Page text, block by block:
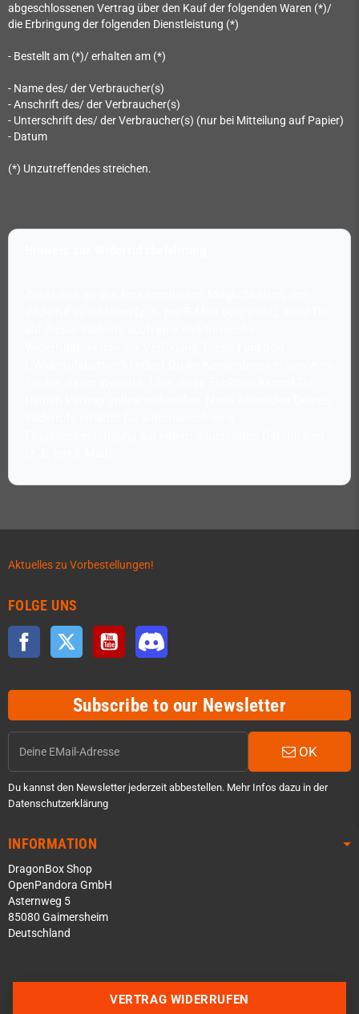
abgeschlossenen Vertrag über den Kauf der folgenden Waren (*)/
die Erbringung der folgenden Dienstleistung (*)
- Bestellt am (*)/ erhalten am (*)
- Name des/ der Verbraucher(s)
- Anschrift des/ der Verbraucher(s)
- Unterschrift des/ der Verbraucher(s) (nur bei Mitteilung auf Papier)
- Datum
(*) Unzutreffendes streichen.
Aktuelles zu Vorbestellungen!
FOLGE UNS
Facebook Twitter YouTube
Subscribe to our Newsletter
OK
Du kannst den Newsletter jederzeit abbestellen. Mehr Infos dazu in der
Datenschutzerklärung
INFORMATION
DragonBox Shop
OpenPandora GmbH
Asternweg 5
85080 Gaimersheim
Deutschland
VERTRAG WIDERRUFEN